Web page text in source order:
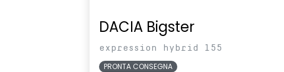
DACIA Bigster
expression hybrid 155
PRONTA CONSEGNA